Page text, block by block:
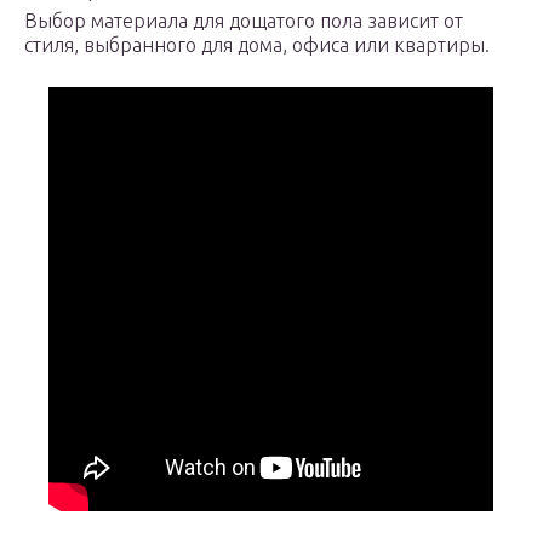
Выбор материала для дощатого пола зависит от
стиля, выбранного для дома, офиса или квартиры.